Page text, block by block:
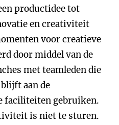
productidee tot
en creativiteit
voor creatieve
door middel van de
met teamleden die
aan de
faciliteiten gebruiken.
is niet te sturen.